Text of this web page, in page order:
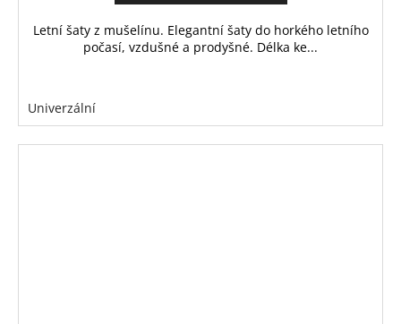
Letní šaty z mušelínu. Elegantní šaty do horkého letního
počasí, vzdušné a prodyšné. Délka ke...
Univerzální